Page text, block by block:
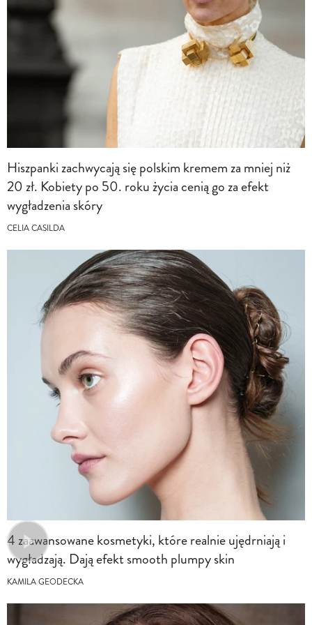
Hiszpanki zachwycają się polskim kremem za mniej niż
20 zł. Kobiety po 50. roku życia cenią go za efekt
wygładzenia skóry
CELIA CASILDA
4 zaawansowane kosmetyki, które realnie ujędrniają i
wygładzają. Dają efekt smooth plumpy skin
KAMILA GEODECKA